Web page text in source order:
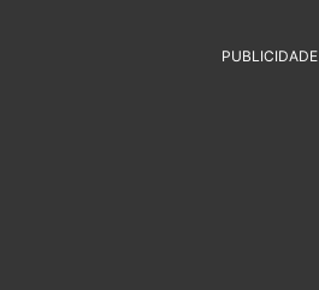
PUBLICIDADE